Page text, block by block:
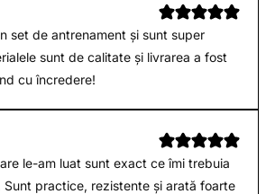
set de antrenament și sunt super
sunt de calitate și livrarea a fost
cu încredere!
le-am luat sunt exact ce îmi trebuia
Sunt practice, rezistente și arată foarte